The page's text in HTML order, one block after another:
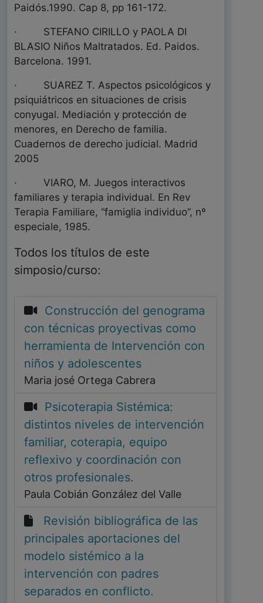
Paidós.1990. Cap 8, pp 161-172.
· STEFANO CIRILLO y PAOLA DI
BLASIO Niños Maltratados. Ed. Paidos.
Barcelona. 1991.
· SUAREZ T. Aspectos psicológicos y
psiquiátricos en situaciones de crisis
conyugal. Mediación y protección de
menores, en Derecho de familia.
Cuadernos de derecho judicial. Madrid
2005
· VIARO, M. Juegos interactivos
familiares y terapia individual. En Rev
Terapia Familiare, “famiglia individuo”, nº
especiale, 1985.
Todos los títulos de este
simposio/curso:
Construcción del genograma
con técnicas proyectivas como
herramienta de Intervención con
niños y adolescentes
Maria josé Ortega Cabrera
Psicoterapia Sistémica:
distintos niveles de intervención
familiar, coterapia, equipo
reflexivo y coordinación con
otros profesionales.
Paula Cobián González del Valle
Revisión bibliográfica de las
principales aportaciones del
modelo sistémico a la
intervención con padres
separados en conflicto.